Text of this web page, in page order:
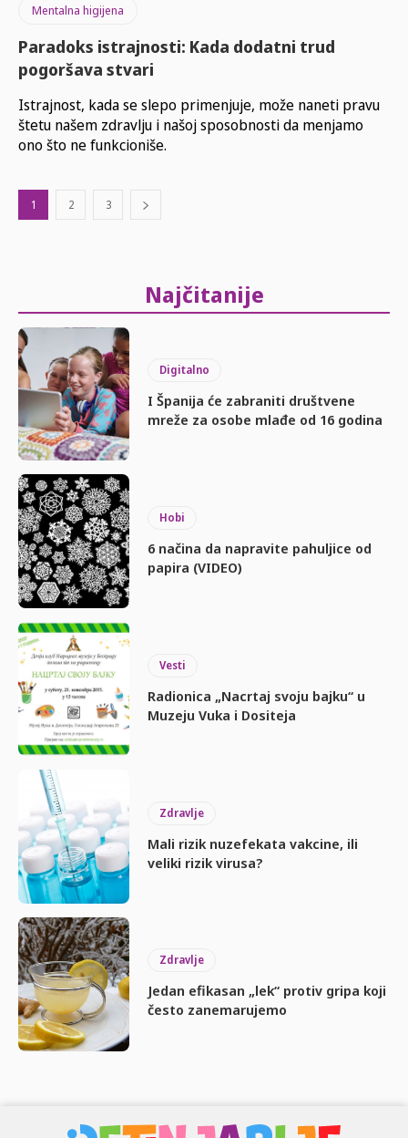
Mentalna higijena
Paradoks istrajnosti: Kada dodatni trud
pogoršava stvari
Istrajnost, kada se slepo primenjuje, može naneti pravu
štetu našem zdravlju i našoj sposobnosti da menjamo
ono što ne funkcioniše.
1 2 3
Najčitanije
Digitalno
I Španija će zabraniti društvene
mreže za osobe mlađe od 16 godina
Hobi
6 načina da napravite pahuljice od
papira (VIDEO)
Vesti
Radionica „Nacrtaj svoju bajku“ u
Muzeju Vuka i Dositeja
Zdravlje
Mali rizik nuzefekata vakcine, ili
veliki rizik virusa?
Zdravlje
Jedan efikasan „lek“ protiv gripa koji
često zanemarujemo